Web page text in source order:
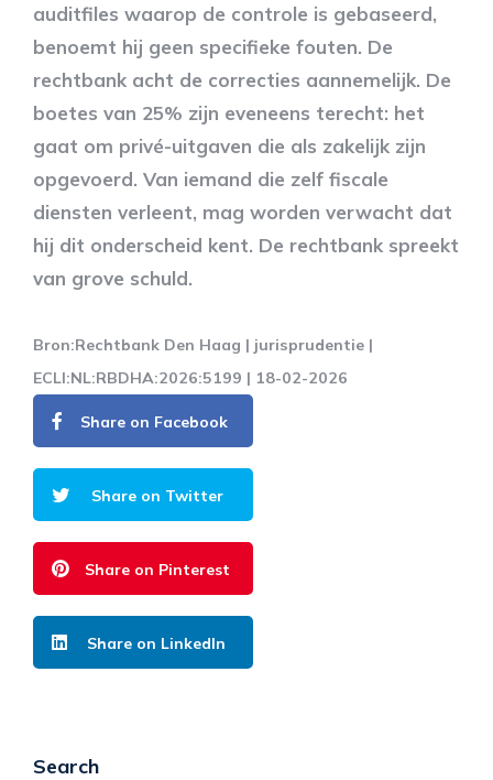
auditfiles waarop de controle is gebaseerd,
benoemt hij geen specifieke fouten. De
rechtbank acht de correcties aannemelijk. De
boetes van 25% zijn eveneens terecht: het
gaat om privé-uitgaven die als zakelijk zijn
opgevoerd. Van iemand die zelf fiscale
diensten verleent, mag worden verwacht dat
hij dit onderscheid kent. De rechtbank spreekt
van grove schuld.
Bron:Rechtbank Den Haag | jurisprudentie |
ECLI:NL:RBDHA:2026:5199 | 18-02-2026
Share on Facebook
Share on Twitter
Share on Pinterest
Share on LinkedIn
Search